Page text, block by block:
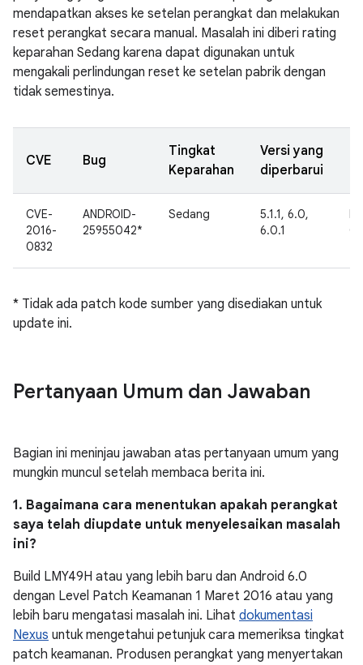
mendapatkan akses ke setelan perangkat dan melakukan
reset perangkat secara manual. Masalah ini diberi rating
keparahan Sedang karena dapat digunakan untuk
mengakali perlindungan reset ke setelan pabrik dengan
tidak semestinya.
CVE Bug
Tingkat
Keparahan
Versi yang
diperbarui
CVE-
2016-
0832
ANDROID-
25955042*
Sedang
5.1.1, 6.0,
6.0.1
* Tidak ada patch kode sumber yang disediakan untuk
update ini.
Pertanyaan Umum dan Jawaban
Bagian ini meninjau jawaban atas pertanyaan umum yang
mungkin muncul setelah membaca berita ini.
1. Bagaimana cara menentukan apakah perangkat
saya telah diupdate untuk menyelesaikan masalah
ini?
Build LMY49H atau yang lebih baru dan Android 6.0
dengan Level Patch Keamanan 1 Maret 2016 atau yang
lebih baru mengatasi masalah ini. Lihat dokumentasi
Nexus untuk mengetahui petunjuk cara memeriksa tingkat
patch keamanan. Produsen perangkat yang menyertakan